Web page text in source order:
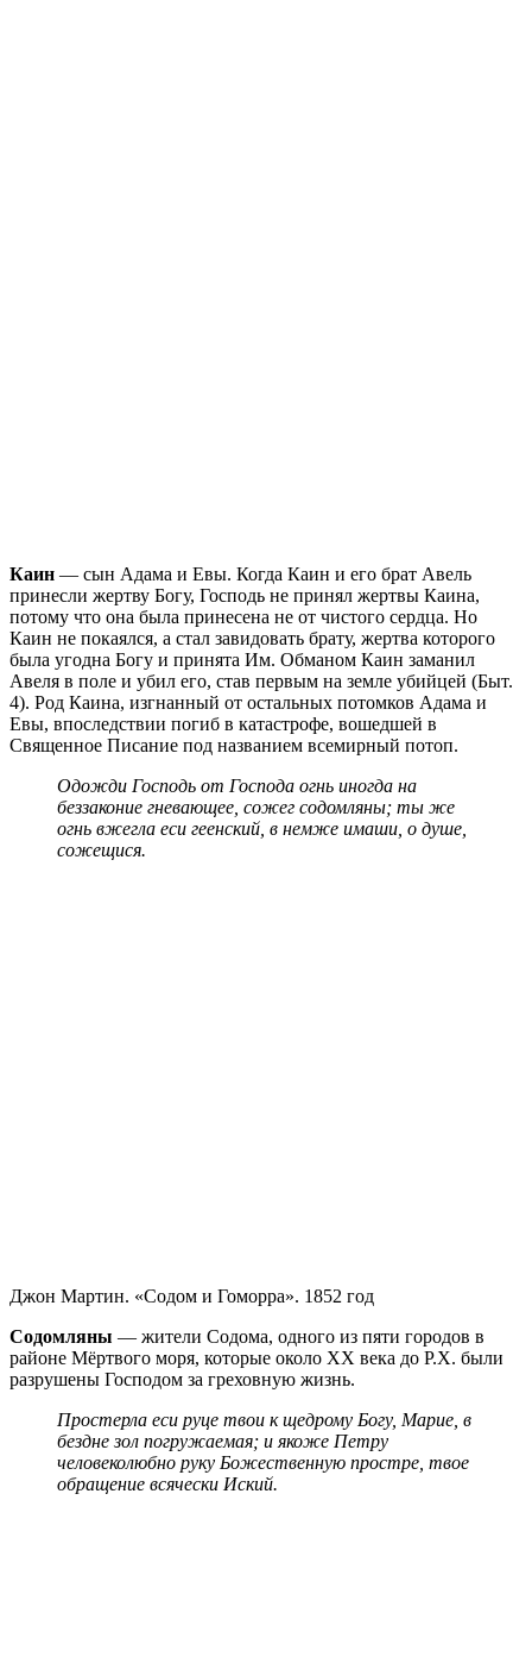
Каин — сын Адама и Евы. Когда Каин и его брат Авель
принесли жертву Богу, Господь не принял жертвы Каина,
потому что она была принесена не от чистого сердца. Но
Каин не покаялся, а стал завидовать брату, жертва которого
была угодна Богу и принята Им. Обманом Каин заманил
Авеля в поле и убил его, став первым на земле убийцей (Быт.
4). Род Каина, изгнанный от остальных потомков Адама и
Евы, впоследствии погиб в катастрофе, вошедшей в
Священное Писание под названием всемирный потоп.
Одожди Господь от Господа огнь иногда на
беззаконие гневающее, сожег содомляны; ты же
огнь вжегла еси геенский, в немже имаши, о душе,
сожещися.
Джон Мартин. «Содом и Гоморра». 1852 год
Содомляны — жители Содома, одного из пяти городов в
районе Мёртвого моря, которые около ХХ века до Р.Х. были
разрушены Господом за греховную жизнь.
Простерла еси руце твои к щедрому Богу, Марие, в
бездне зол погружаемая; и якоже Петру
человеколюбно руку Божественную простре, твое
обращение всячески Иский.